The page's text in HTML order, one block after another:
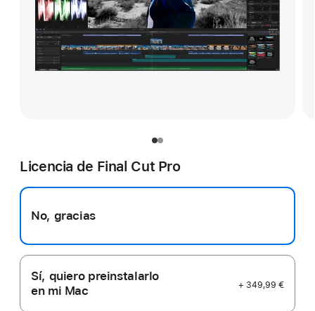
Licencia de Final Cut Pro
No, gracias
Sí, quiero preinstalarlo
en mi Mac
+ 349,99 €